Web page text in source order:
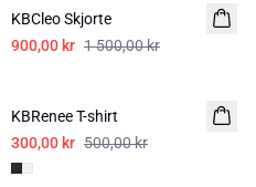
KBCleo Skjorte
900,00 kr 1 500,00 kr
KBRenee T-shirt
300,00 kr 500,00 kr
-50%